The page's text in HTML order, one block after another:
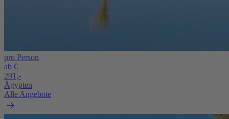
pro Person
ab €
291,-
Ägypten
Alle Angebote